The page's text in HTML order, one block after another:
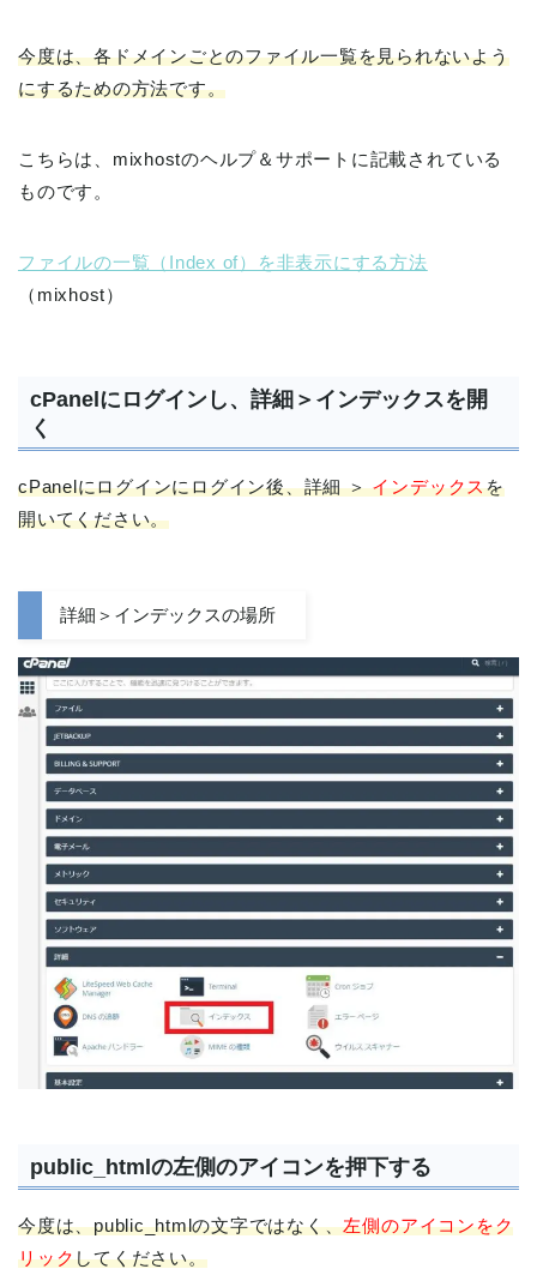
今度は、各ドメインごとのファイル一覧を見られないよう
にするための方法です。
こちらは、mixhostのヘルプ＆サポートに記載されている
ものです。
ファイルの一覧（Index of）を非表示にする方法
（mixhost）
cPanelにログインし、詳細＞インデックスを開
く
cPanelにログインにログイン後、詳細 ＞インデックスを
開いてください。
詳細＞インデックスの場所
public_htmlの左側のアイコンを押下する
今度は、public_htmlの文字ではなく、左側のアイコンをク
リックしてください。